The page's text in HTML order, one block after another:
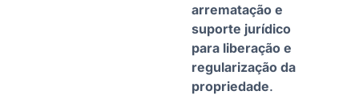
arrematação e
suporte jurídico
para liberação e
regularização da
propriedade.